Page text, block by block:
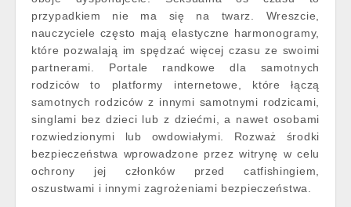
przypadkiem nie ma się na twarz. Wreszcie,
nauczyciele często mają elastyczne harmonogramy,
które pozwalają im spędzać więcej czasu ze swoimi
partnerami. Portale randkowe dla samotnych
rodziców to platformy internetowe, które łączą
samotnych rodziców z innymi samotnymi rodzicami,
singlami bez dzieci lub z dziećmi, a nawet osobami
rozwiedzionymi lub owdowiałymi. Rozważ środki
bezpieczeństwa wprowadzone przez witrynę w celu
ochrony jej członków przed catfishingiem,
oszustwami i innymi zagrożeniami bezpieczeństwa.